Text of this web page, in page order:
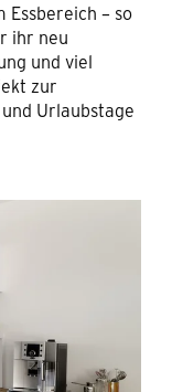
Essbereich – so
ihr neu
und viel
zur
Urlaubstage